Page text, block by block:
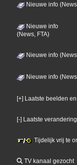
Nieuwe info
Nieuwe info
(News, FTA)
Nieuwe info
Nieuwe info
[+] Laatste beelden
[-] Laatste
Tijdelijk vrij te
TV kanaal gezocht